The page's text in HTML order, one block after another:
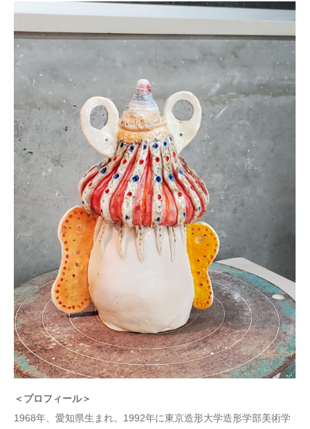
＜プロフィール＞
1968年、愛知県生まれ。1992年に東京造形大学造形学部美術学